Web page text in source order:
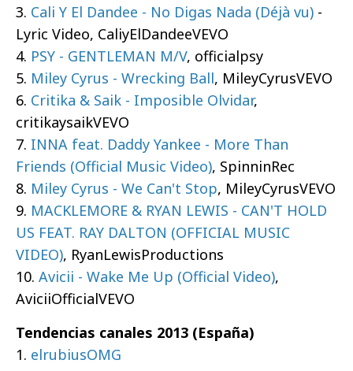
3. Cali Y El Dandee - No Digas Nada (Déjà vu) -
Lyric Video, CaliyElDandeeVEVO
4. PSY - GENTLEMAN M/V, officialpsy
5. Miley Cyrus - Wrecking Ball, MileyCyrusVEVO
6. Critika & Saik - Imposible Olvidar,
critikaysaikVEVO
7. INNA feat. Daddy Yankee - More Than
Friends (Official Music Video), SpinninRec
8. Miley Cyrus - We Can't Stop, MileyCyrusVEVO
9. MACKLEMORE & RYAN LEWIS - CAN'T HOLD
US FEAT. RAY DALTON (OFFICIAL MUSIC
VIDEO), RyanLewisProductions
10. Avicii - Wake Me Up (Official Video),
AviciiOfficialVEVO
Tendencias canales 2013 (España)
1. elrubiusOMG